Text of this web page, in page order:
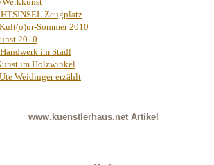
Zeugplatz
Sommer 2010
2010
im Stadl
im Holzwinkel
Weidinger erzählt
www.kuenstlerhaus.net Artikel